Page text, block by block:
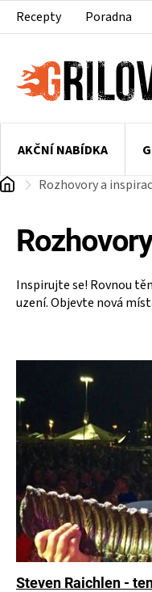
PřejítRecepty Poradna
AKČNÍ NABÍDKA
DomůRozhovory a
Inspirujte se! Rovnou
uzení. Objevte nová
p
i
s
á
n
k
ů
Steven Raichlen -